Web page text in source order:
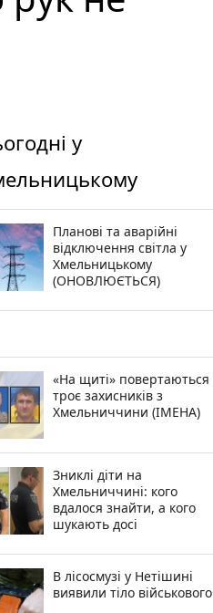
у
Планові та аварійні
відключення світла у
Хмельницькому
(ОНОВЛЮЄТЬСЯ)
«На щиті» повертаються
троє захисників з
Хмельниччини (ІМЕНА)
Зниклі діти на
Хмельниччині: кого
вдалося знайти, а кого
шукають досі
В лісосмузі у Нетішині
виявили тіло військового